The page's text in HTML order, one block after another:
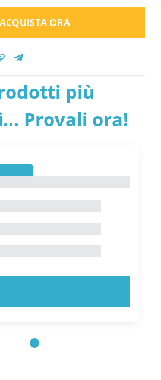
ACQUISTA ORA
più
Provali ora!